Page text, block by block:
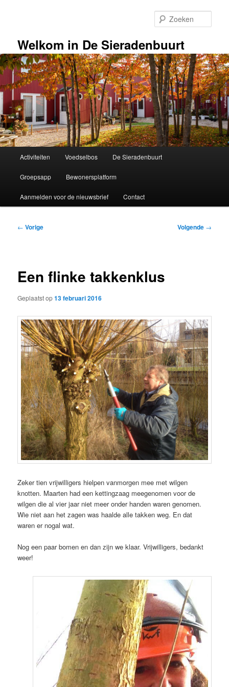
inhoudWelkom in De Sieradenbuurt
Activiteiten Voedselbos De Sieradenbuurt
Groepsapp Bewonersplatform
Aanmelden voor de nieuwsbrief Contact
Bericht
← Vorige Volgende →
Een flinke takkenklus
Geplaatst op13 februari 2016
Zeker tien vrijwilligers hielpen vanmorgen mee met wilgen
knotten. Maarten had een kettingzaag meegenomen voor de
wilgen die al vier jaar niet meer onder handen waren genomen.
Wie niet aan het zagen was haalde alle takken weg. En dat
waren er nogal wat.
Nog een paar bomen en dan zijn we klaar. Vrijwilligers, bedankt
weer!